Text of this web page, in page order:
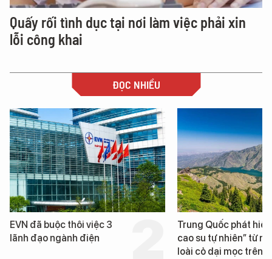
Quấy rối tình dục tại nơi làm việc phải xin
lỗi công khai
ĐỌC NHIỀU
Trung Quốc phát hiện “mỏ
cao su tự nhiên” từ một
Loạt dự án bất động
Đà Nẵng sắp bị kiểm